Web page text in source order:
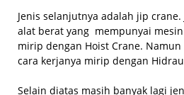
Jenis selanjutnya adalah jip
alat berat yang mempunyai
mirip dengan Hoist Crane.
cara kerjanya mirip dengan
Selain diatas masih banyak lagi